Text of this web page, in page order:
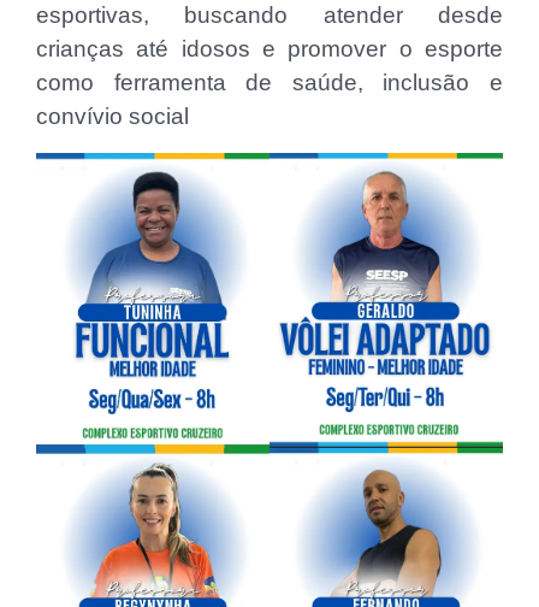
esportivas, buscando atender desde
crianças até idosos e promover o esporte
como ferramenta de saúde, inclusão e
convívio social